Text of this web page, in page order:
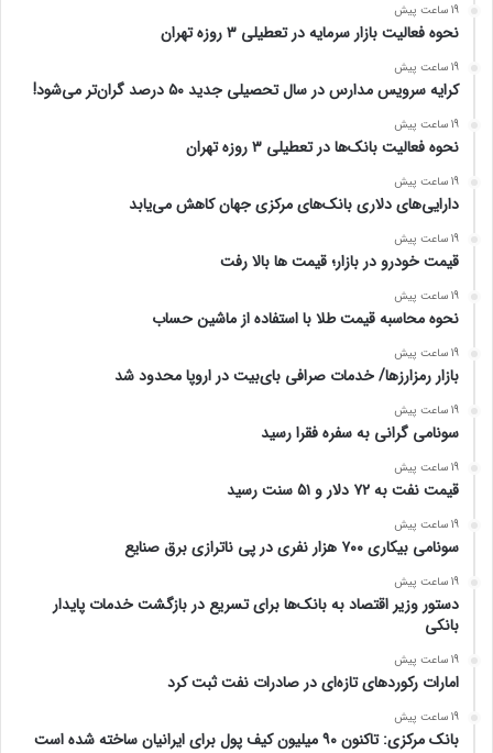
19 ساعت پیش
نحوه فعالیت بازار سرمایه در تعطیلی ۳ روزه تهران
19 ساعت پیش
کرایه سرویس مدارس در سال تحصیلی جدید ۵۰ درصد گران‌تر می‌شود!
19 ساعت پیش
نحوه فعالیت بانک‌ها در تعطیلی ۳ روزه تهران
19 ساعت پیش
دارایی‌های دلاری بانک‌های مرکزی جهان کاهش می‌یابد
19 ساعت پیش
قیمت خودرو در بازار؛ قیمت ها بالا رفت
19 ساعت پیش
نحوه محاسبه قیمت طلا با استفاده از ماشین حساب
19 ساعت پیش
بازار رمزارزها/ خدمات صرافی بای‌بیت در اروپا محدود شد
19 ساعت پیش
سونامی گرانی به سفره فقرا رسید
19 ساعت پیش
قیمت نفت به ۷۲ دلار و ۵۱ سنت رسید
19 ساعت پیش
سونامی بیکاری ۷۰۰ هزار نفری در پی ناترازی برق صنایع
19 ساعت پیش
دستور وزیر اقتصاد به بانک‌ها برای تسریع در بازگشت خدمات پایدار
بانکی
19 ساعت پیش
امارات رکورد‌های تازه‌ای در صادرات نفت ثبت کرد
19 ساعت پیش
بانک مرکزی: تاکنون ۹۰ میلیون کیف پول برای ایرانیان ساخته شده است